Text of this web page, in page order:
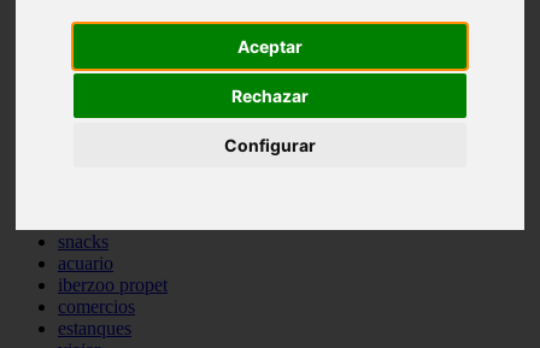
Aceptar
Rechazar
Configurar
peluquer a canina
consejos
protagonistas
snacks
acuario
iberzoo propet
comercios
estanques